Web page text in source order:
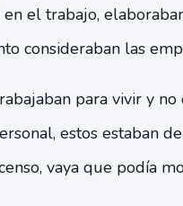
el trabajo,
consideraban las
para vivir y
estos estaban
vaya que podía